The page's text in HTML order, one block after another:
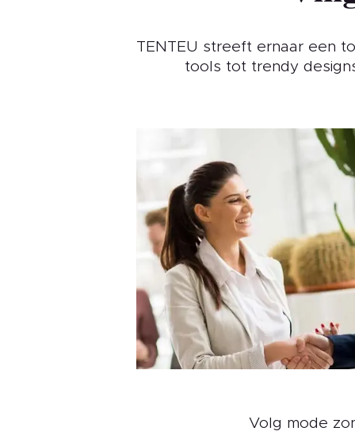
TENTEU streeft ernaar een
tools tot trendy
Volg mode